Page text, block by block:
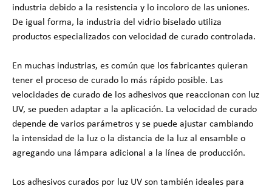
industria debido a la resistencia y lo incoloro de las uniones.
De igual forma, la industria del vidrio biselado utiliza
productos especializados con velocidad de curado controlada.
En muchas industrias, es común que los fabricantes quieran
tener el proceso de curado lo más rápido posible. Las
velocidades de curado de los adhesivos que reaccionan con luz
UV, se pueden adaptar a la aplicación. La velocidad de curado
depende de varios parámetros y se puede ajustar cambiando
la intensidad de la luz o la distancia de la luz al ensamble o
agregando una lámpara adicional a la línea de producción.
Los adhesivos curados por luz UV son también ideales para